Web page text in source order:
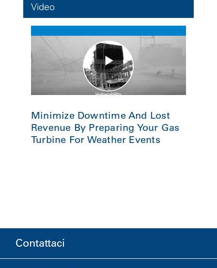
Video
Minimize Downtime And Lost
Revenue By Preparing Your Gas
Turbine For Weather Events
Contattaci